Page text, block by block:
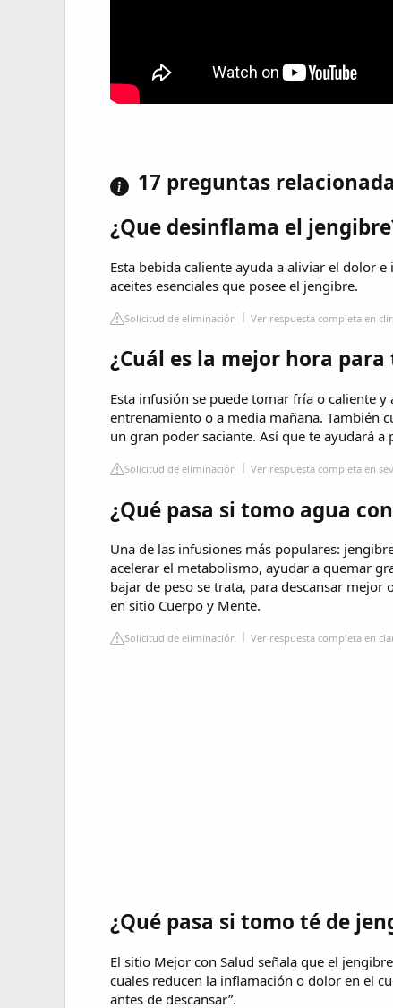
17 preguntas
¿Que desinflama el
Esta bebida caliente ayuda a aliviar el dolor
aceites esenciales que posee el jengibre.
Solicitud de eliminación Ver respuesta completa en
¿Cuál es la mejor hora
Esta infusión se puede tomar fría o caliente
entrenamiento o a media mañana. También
un gran poder saciante. Así que te ayudará a
Solicitud de eliminación Ver respuesta completa en
¿Qué pasa si tomo agua
Una de las infusiones más populares:
acelerar el metabolismo, ayudar a quemar
bajar de peso se trata, para descansar
en sitio Cuerpo y Mente.
Solicitud de eliminación Ver respuesta completa en
¿Qué pasa si tomo té de
El sitio Mejor con Salud señala que el
cuales reducen la inflamación o dolor en el
antes de descansar”.